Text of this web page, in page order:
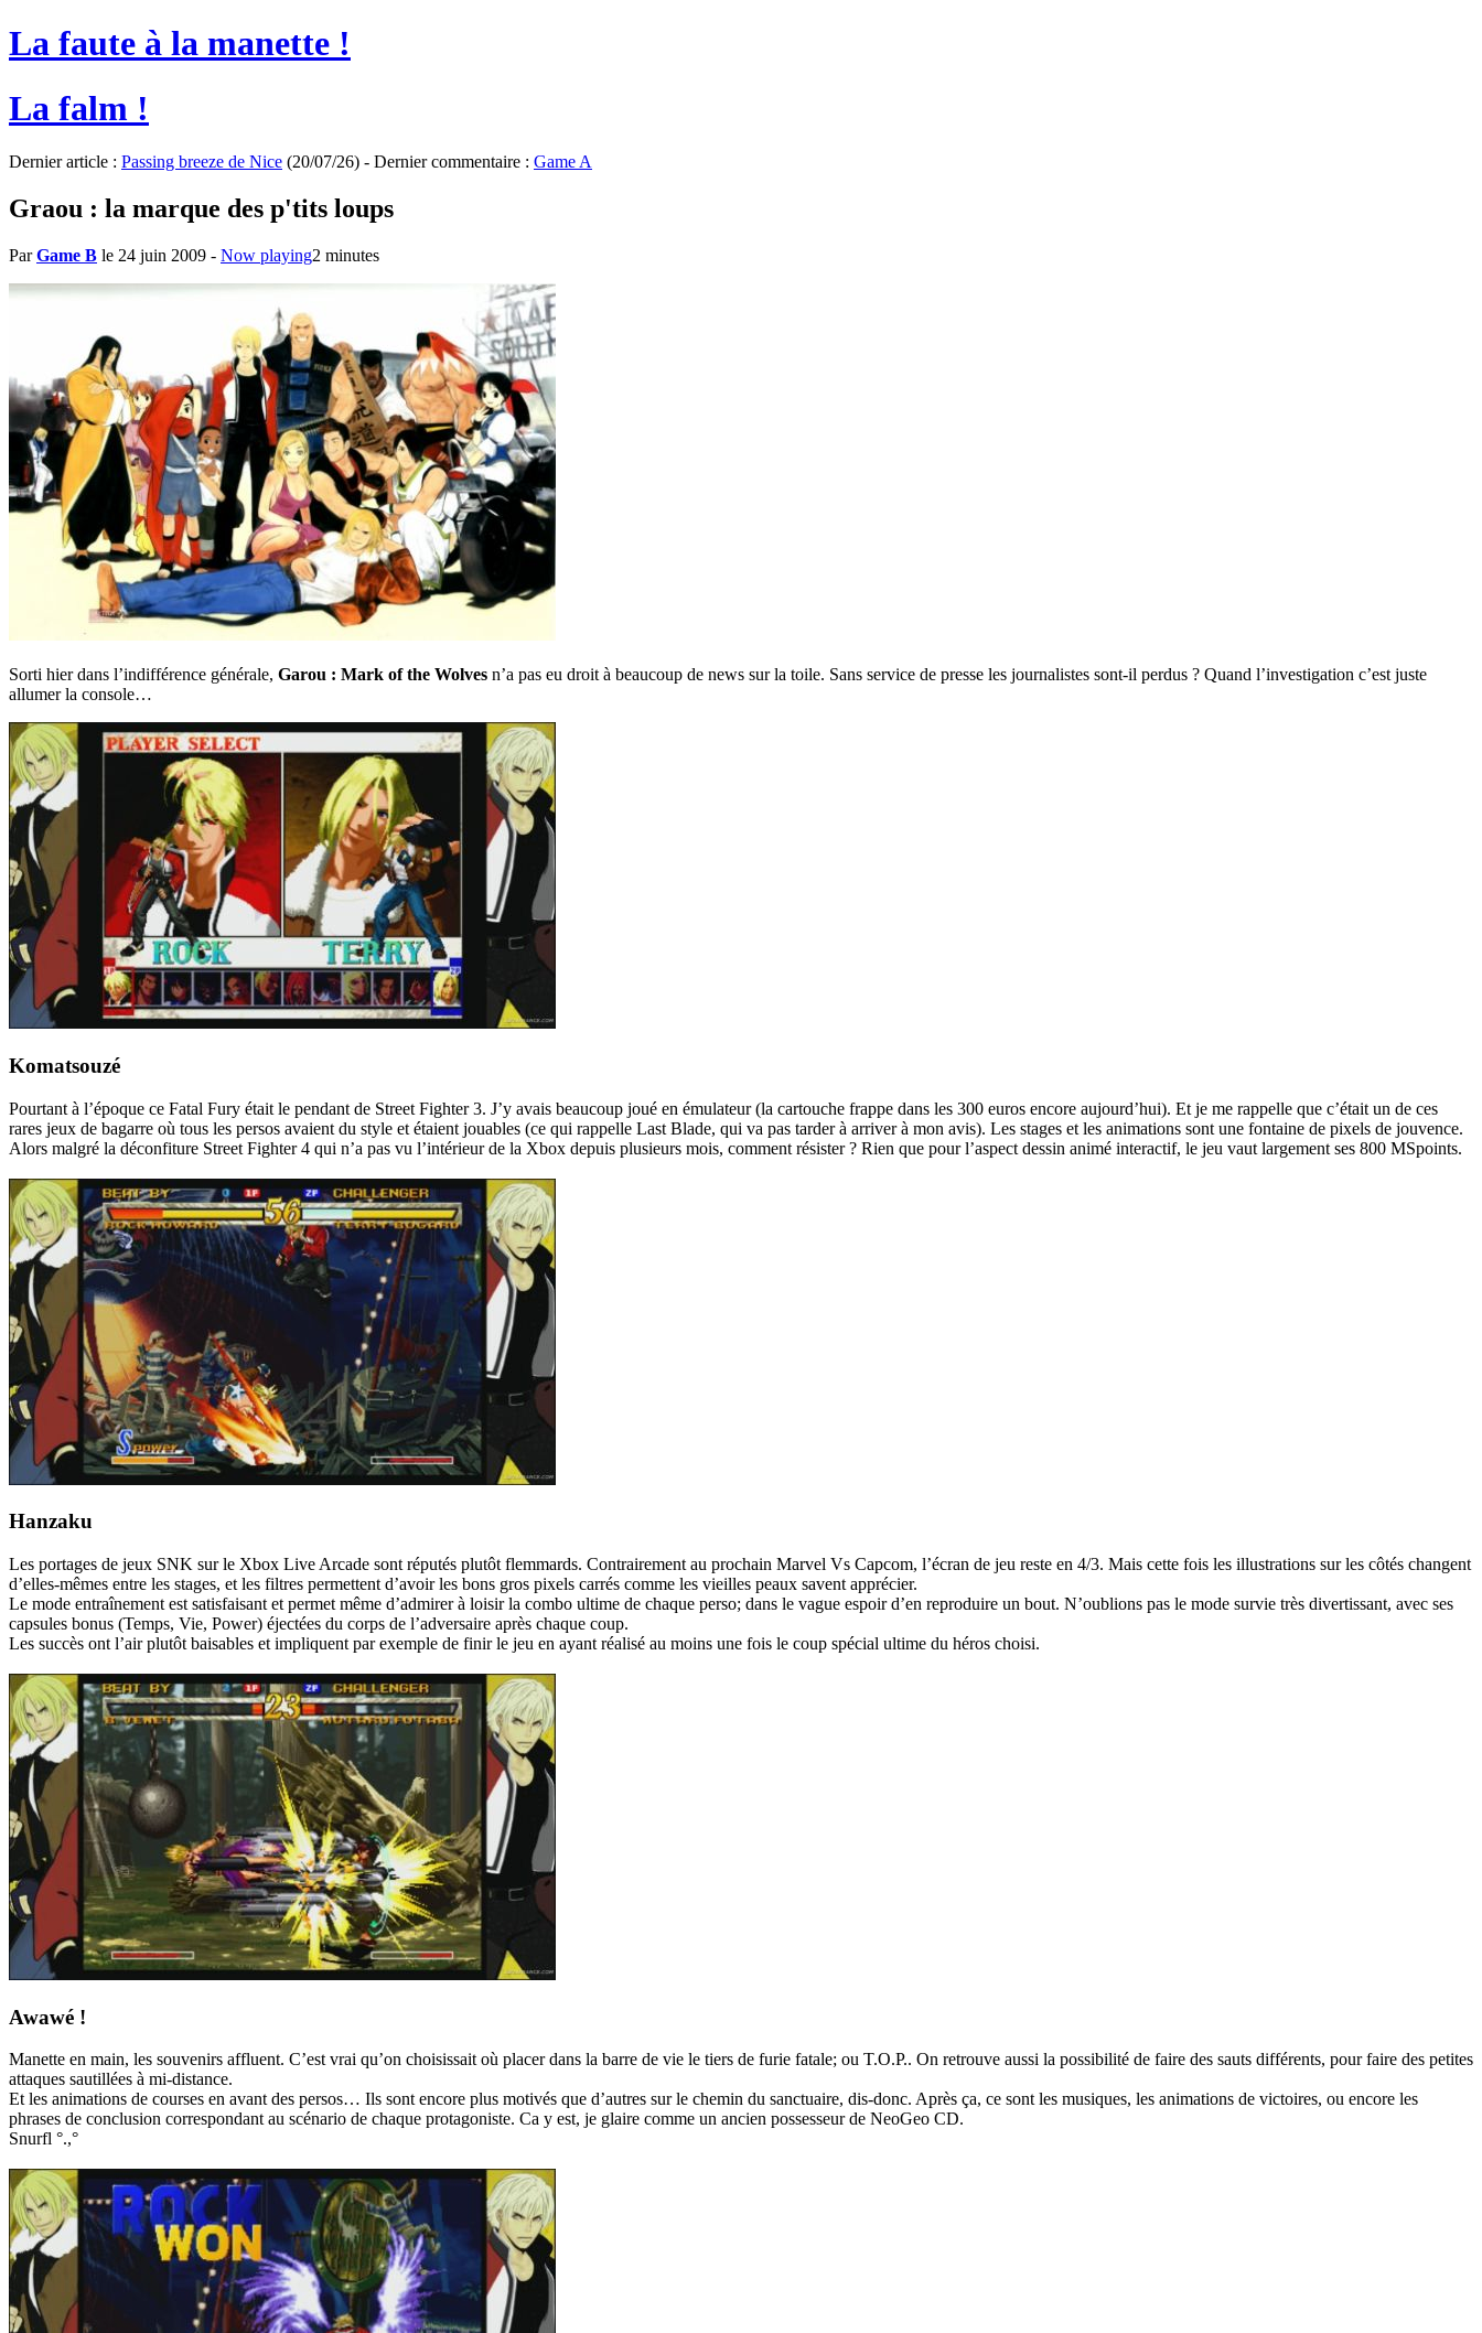
La faute à la manette !
La falm !
Dernier article : Passing breeze de Nice (20/07/26) - Dernier commentaire : Game A
Graou : la marque des p'tits loups
ParGame B le 24 juin 2009 - Now playing2 minutes
Sorti hier dans l’indifférence générale, Garou : Mark of the Wolves n’a pas eu droit à beaucoup de news sur la toile. Sans service de presse les journalistes sont-il perdus ? Quand l’investigation c’est juste
allumer la console…
Komatsouzé
Pourtant à l’époque ce Fatal Fury était le pendant de Street Fighter 3. J’y avais beaucoup joué en émulateur (la cartouche frappe dans les 300 euros encore aujourd’hui). Et je me rappelle que c’était un de ces
rares jeux de bagarre où tous les persos avaient du style et étaient jouables (ce qui rappelle Last Blade, qui va pas tarder à arriver à mon avis). Les stages et les animations sont une fontaine de pixels de jouvence.
Alors malgré la déconfiture Street Fighter 4 qui n’a pas vu l’intérieur de la Xbox depuis plusieurs mois, comment résister ? Rien que pour l’aspect dessin animé interactif, le jeu vaut largement ses 800 MSpoints.
Hanzaku
Les portages de jeux SNK sur le Xbox Live Arcade sont réputés plutôt flemmards. Contrairement au prochain Marvel Vs Capcom, l’écran de jeu reste en 4/3. Mais cette fois les illustrations sur les côtés changent
d’elles-mêmes entre les stages, et les filtres permettent d’avoir les bons gros pixels carrés comme les vieilles peaux savent apprécier.
Le mode entraînement est satisfaisant et permet même d’admirer à loisir la combo ultime de chaque perso; dans le vague espoir d’en reproduire un bout. N’oublions pas le mode survie très divertissant, avec ses
capsules bonus (Temps, Vie, Power) éjectées du corps de l’adversaire après chaque coup.
Les succès ont l’air plutôt baisables et impliquent par exemple de finir le jeu en ayant réalisé au moins une fois le coup spécial ultime du héros choisi.
Awawé !
Manette en main, les souvenirs affluent. C’est vrai qu’on choisissait où placer dans la barre de vie le tiers de furie fatale; ou T.O.P.. On retrouve aussi la possibilité de faire des sauts différents, pour faire des petites
attaques sautillées à mi-distance.
Et les animations de courses en avant des persos… Ils sont encore plus motivés que d’autres sur le chemin du sanctuaire, dis-donc. Après ça, ce sont les musiques, les animations de victoires, ou encore les
phrases de conclusion correspondant au scénario de chaque protagoniste. Ca y est, je glaire comme un ancien possesseur de NeoGeo CD.
Snurfl °.,°